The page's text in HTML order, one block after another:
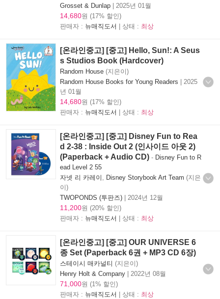
Grosset & Dunlap | 2025년 01월
14,680원 (17% 할인)
판매자 : 뉴매직도서 | 상태 : 최상
[온라인중고] [중고] Hello, Sun!: A Seus
s Studios Book (Hardcover)
Random House (지은이)
Random House Books for Young Readers | 2025
년 01월
14,680원 (17% 할인)
판매자 : 뉴매직도서 | 상태 : 최상
[온라인중고] [중고] Disney Fun to Rea
d 2-38 : Inside Out 2 (인사이드 아웃 2)
(Paperback + Audio CD) - Disney Fun to R
ead Level 2 55
자넷 리 카레이
Disney Storybook Art Team (지은
이)
TWOPONDS (투판즈) | 2024년 12월
11,200원 (20% 할인)
판매자 : 뉴매직도서 | 상태 : 최상
[온라인중고] [중고] OUR UNIVERSE 6
종 Set (Paperback 6권 + MP3 CD 6장)
스테이시 매카널티 (지은이)
Henry Holt & Company | 2022년 08월
71,000원 (1% 할인)
판매자 : 뉴매직도서 | 상태 : 최상